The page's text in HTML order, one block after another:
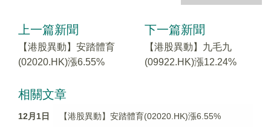
上一篇新聞
【港股異動】安踏體育
(02020.HK)漲6.55%
下一篇新聞
【港股異動】九毛九
(09922.HK)漲12.24%
相關文章
12月1日 【港股異動】安踏體育(02020.HK)漲6.55%